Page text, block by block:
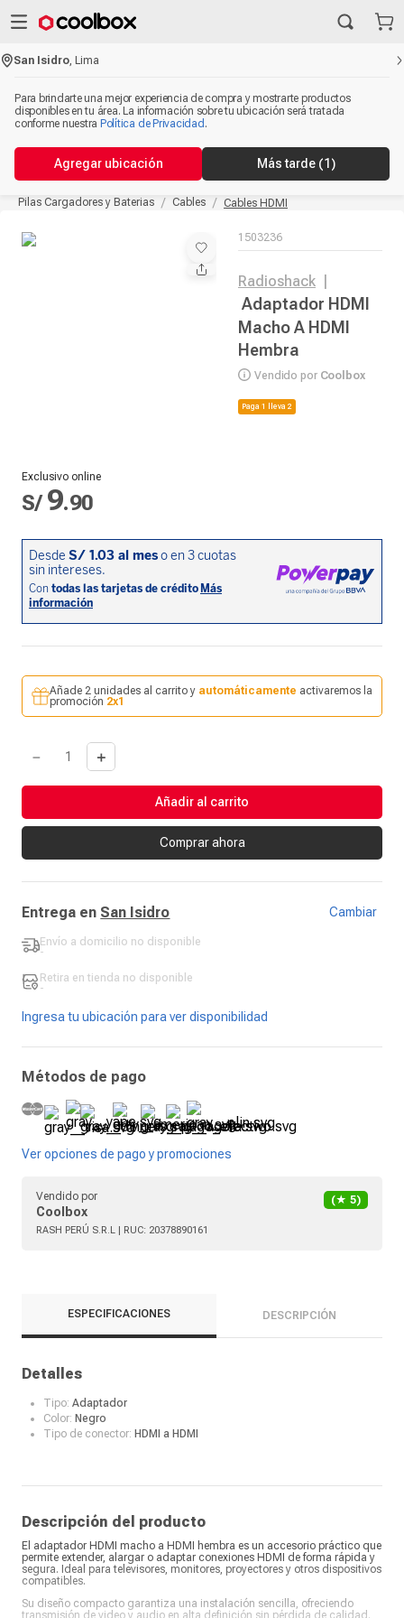
San Isidro ,Lima
Para brindarte una mejor experiencia de compra y mostrarte productos
disponibles en tu área. La información sobre tu ubicación será tratada
conforme nuestra Política de Privacidad .
Agregar ubicación Más tarde (1)
Pilas Cargadores y Baterias Cables Cables HDMI
1503236
Radioshack
Adaptador HDMI
Macho A HDMI
Hembra
Vendido por Coolbox
Paga 1 lleva 2
Exclusivo online
S/ 9.90
Añade 2 unidades al carrito y automáticamente activaremos la
promoción 2x1
＋
－
Añadir al carrito
Comprar ahora
Entrega en San Isidro Cambiar
Envío a domicilio no disponible
-
Retira en tienda no disponible
-
Ingresa tu ubicación para ver disponibilidad
Métodos de pago
Ver opciones de pago y promociones
Vendido por
Coolbox
(★ 5)
RASH PERÚ S.R.L | RUC: 20378890161
ESPECIFICACIONES DESCRIPCIÓN
Detalles
Tipo: Adaptador
Color: Negro
Tipo de conector: HDMI a HDMI
Descripción del producto
El adaptador HDMI macho a HDMI hembra es un accesorio práctico que
permite extender, alargar o adaptar conexiones HDMI de forma rápida y
segura. Ideal para televisores, monitores, proyectores y otros dispositivos
compatibles.
Su diseño compacto garantiza una instalación sencilla, ofreciendo